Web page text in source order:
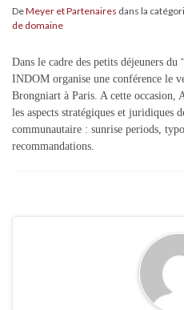
DeMeyer et Partenaires dans la
de domaine
Dans le cadre des petits déjeuners du
INDOM organise une conférence le
Brongniart à Paris. A cette
les aspects stratégiques et juridiques
communautaire : sunrise periods,
recommandations.